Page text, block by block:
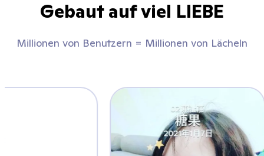
Gebaut auf viel LIEBE
Millionen von Benutzern = Millionen von Lächeln